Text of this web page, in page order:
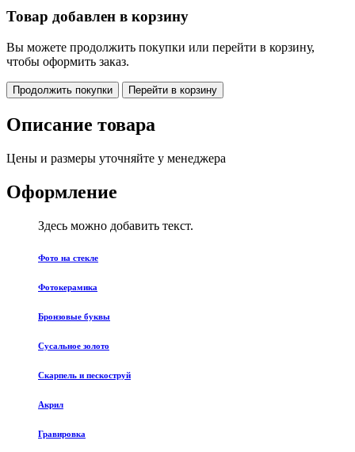
Товар добавлен в корзину
Вы можете продолжить покупки или перейти в корзину,
чтобы оформить заказ.
Продолжить покупки Перейти в корзину
Описание товара
Цены и размеры уточняйте у менеджера
Оформление
Здесь можно добавить текст.
Фото на стекле
Фотокерамика
Бронзовые буквы
Сусальное золото
Скарпель и пескоструй
Акрил
Гравировка